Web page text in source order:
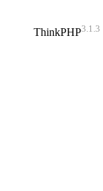
ThinkPHP3.1.3